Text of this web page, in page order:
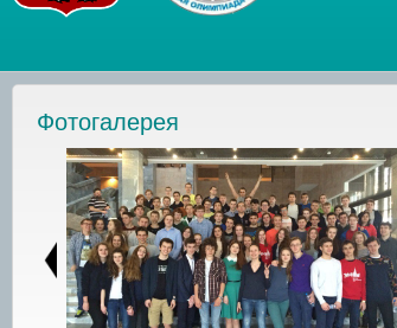
Фотогалерея